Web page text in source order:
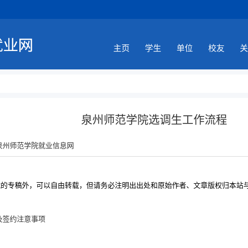
主页 学生 单位 校友
泉州师范学院选调生工作流程
州师范学院就业信息网
专稿外，可以自由转载，但请务必注明出出处和原始作者、文章版权归本站
签约注意事项